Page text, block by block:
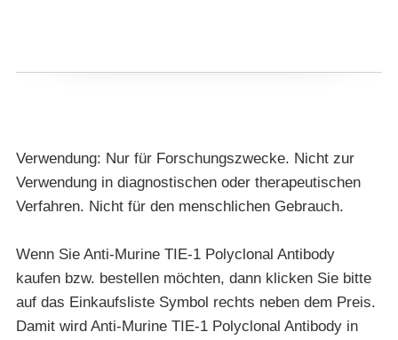
Verwendung: Nur für Forschungszwecke. Nicht zur
Verwendung in diagnostischen oder therapeutischen
Verfahren. Nicht für den menschlichen Gebrauch.
Wenn Sie Anti-Murine TIE-1 Polyclonal Antibody
kaufen bzw. bestellen möchten, dann klicken Sie bitte
auf das Einkaufsliste Symbol rechts neben dem Preis.
Damit wird Anti-Murine TIE-1 Polyclonal Antibody in